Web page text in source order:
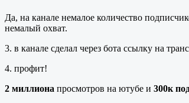
Да, на канале немалое количество
немалый охват.
3. в канале сделал через бота ссылку на
4. профит!
2 миллиона просмотров на ютубе и 300к